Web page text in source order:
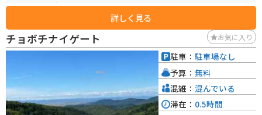
距離がある場所からしか見れないのに、水しぶきが飛んでくるぐらいの水圧
と水量です。また、山の上の方にあるため、水と山が織りなす景色も絶景で
す。
詳しく見る
チョボチナイゲート お気に入り
駐車： 駐車場なし
予算： 無料
混雑： 混んでいる
滞在： 0.5時間